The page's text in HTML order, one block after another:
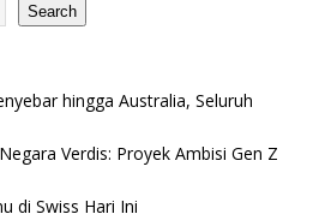
Search
hingga Australia, Seluruh
Verdis: Proyek Ambisi Gen Z
di Swiss Hari Ini